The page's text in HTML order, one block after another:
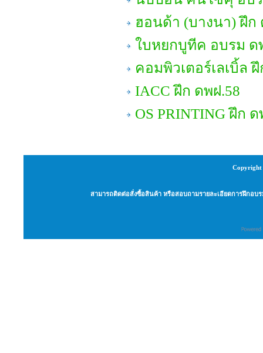
ฮอนด้า (บางนา) ฝึก
ใบหยกบูทีค อบรม ด
คอมพิวเตอร์เลเบิ้ล
IACC ฝึก ดพฝ.58
OS PRINTING ฝึก
Copyright
สามารถติดต่อสั่งซื้อสินค้า หรือสอบถามรายละเอียดการฝึกอบ